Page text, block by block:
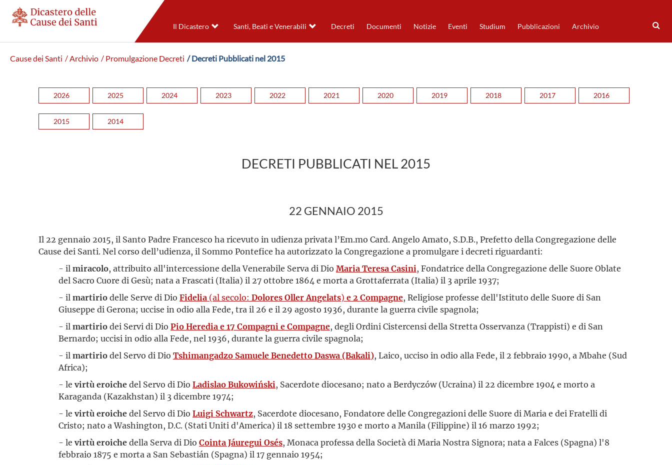
Il Dicastero Santi, Beati e Venerabili Decreti Documenti Notizie Eventi Studium Pubblicazioni Archivio
Cause dei Santi / Archivio / Promulgazione Decreti / Decreti Pubblicati nel 2015
2026 2025 2024 2023 2022 2021 2020 2019 2018 2017 2016
2015 2014
DECRETI PUBBLICATI NEL 2015
22 GENNAIO 2015
Il 22 gennaio 2015, il Santo Padre Francesco ha ricevuto in udienza privata l’Em.mo Card. Angelo Amato, S.D.B., Prefetto della Congregazione delle
Cause dei Santi. Nel corso dell’udienza, il Sommo Pontefice ha autorizzato la Congregazione a promulgare i decreti riguardanti:
- il miracolo, attribuito all'intercessione della Venerabile Serva di Dio Maria Teresa Casini, Fondatrice della Congregazione delle Suore Oblate
del Sacro Cuore di Gesù; nata a Frascati (Italia) il 27 ottobre 1864 e morta a Grottaferrata (Italia) il 3 aprile 1937;
- il martiriodelle Serve di Dio Fidelia (al secolo: Dolores Oller Angelats) e 2 Compagne, Religiose professe dell'Istituto delle Suore di San
Giuseppe di Gerona; uccise in odio alla Fede, tra il 26 e il 29 agosto 1936, durante la guerra civile spagnola;
- il martiriodei Servi di Dio Pio Heredia e 17 Compagni e Compagne, degli Ordini Cistercensi della Stretta Osservanza (Trappisti) e di San
Bernardo; uccisi in odio alla Fede, nel 1936, durante la guerra civile spagnola;
- il martiriodel Servo di Dio Tshimangadzo Samuele Benedetto Daswa (Bakali), Laico, ucciso in odio alla Fede, il 2 febbraio 1990, a Mbahe (Sud
Africa);
- le virtù eroichedel Servo di Dio Ladislao Bukowiński, Sacerdote diocesano; nato a Berdyczów (Ucraina) il 22 dicembre 1904 e morto a
Karaganda (Kazakhstan) il 3 dicembre 1974;
- le virtù eroichedel Servo di Dio Luigi Schwartz, Sacerdote diocesano, Fondatore delle Congregazioni delle Suore di Maria e dei Fratelli di
Cristo; nato a Washington, D.C. (Stati Uniti d'America) il 18 settembre 1930 e morto a Manila (Filippine) il 16 marzo 1992;
- le virtù eroichedella Serva di Dio Cointa Jáuregui Osés, Monaca professa della Società di Maria Nostra Signora; nata a Falces (Spagna) l'8
febbraio 1875 e morta a San Sebastián (Spagna) il 17 gennaio 1954;